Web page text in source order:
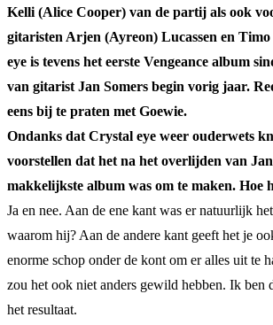
Kelli (Alice Cooper) van de partij als ook
gitaristen Arjen (Ayreon) Lucassen en
eye is tevens het eerste Vengeance album
van gitarist Jan Somers begin vorig jaar.
eens bij te praten met Goewie.
Ondanks dat Crystal eye weer ouderwets
voorstellen dat het na het overlijden van
makkelijkste album was om te maken. Hoe
Ja en nee. Aan de ene kant was er natuurlijk
waarom hij? Aan de andere kant geeft het je
enorme schop onder de kont om er alles uit te
zou het ook niet anders gewild hebben. Ik ben
het resultaat.